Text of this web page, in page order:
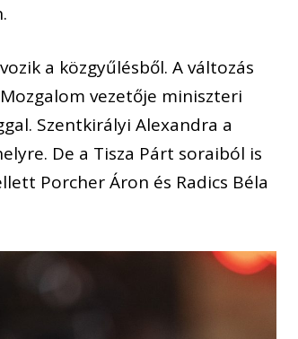
a közgyűlésből. A változás
vezetője miniszteri
Szentkirályi Alexandra a
De a Tisza Párt soraiból is
Porcher Áron és Radics Béla